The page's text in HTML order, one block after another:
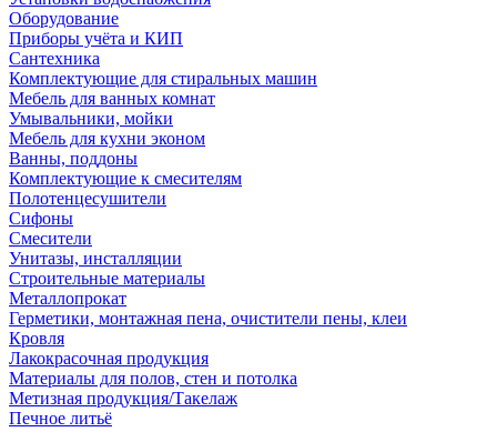
Оборудование
Приборы учёта и КИП
Сантехника
Комплектующие для стиральных машин
Мебель для ванных комнат
Умывальники, мойки
Мебель для кухни эконом
Ванны, поддоны
Комплектующие к смесителям
Полотенцесушители
Сифоны
Смесители
Унитазы, инсталляции
Строительные материалы
Металлопрокат
Герметики, монтажная пена, очистители пены, клеи
Кровля
Лакокрасочная продукция
Материалы для полов, стен и потолка
Метизная продукция/Такелаж
Печное литьё